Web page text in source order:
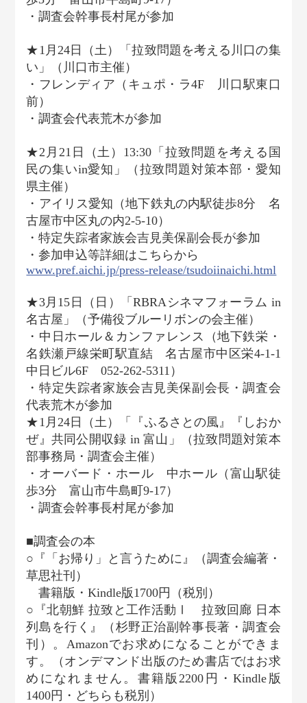
・調査会幹事長村尾が参加
★1月24日（土）「拉致問題を考える川口の集
い」（川口市主催）
・フレンディア（キュポ・ラ4F 川口駅東口
前）
・調査会代表荒木が参加
★2月21日（土）13:30「拉致問題を考える国
民の集いin愛知」（拉致問題対策本部・愛知
県主催）
・アイリス愛知（地下鉄丸の内駅徒歩8分 名
古屋市中区丸の内2-5-10）
・特定失踪者家族会吉見美保副会長が参加
・参加申込等詳細はこちらから
www.pref.aichi.jp/press-release/tsudoiinaichi.html
★3月15日（日）「RBRAシネマフォーラム in
名古屋」（予備役ブルーリボンの会主催）
・中日ホール＆カンファレンス（地下鉄栄・
名鉄瀬戸線栄町駅直結 名古屋市中区栄4-1-1
中日ビル6F 052-262-5311）
・特定失踪者家族会吉見美保副会長・調査会
代表荒木が参加
★1月24日（土）「『ふるさとの風』『しおか
ぜ』共同公開収録 in 富山」（拉致問題対策本
部事務局・調査会主催）
・オーバード・ホール 中ホール（富山駅徒
歩3分 富山市牛島町9-17）
・調査会幹事長村尾が参加
■調査会の本
○『「お帰り」と言うために』（調査会編著・
草思社刊）
書籍版・Kindle版1700円（税別）
○『北朝鮮 拉致と工作活動Ⅰ 拉致回廊 日本
列島を行く』（杉野正治副幹事長著・調査会
刊）。Amazonでお求めになることができま
す。（オンデマンド出版のため書店ではお求
めになれません。書籍版2200円・Kindle版
1400円・どちらも税別）